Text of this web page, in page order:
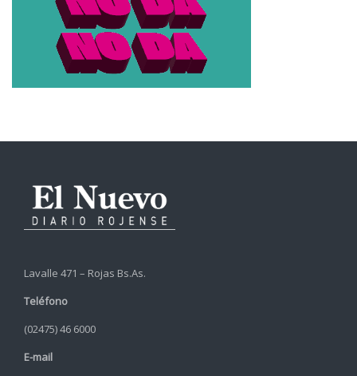
Lavalle 471 – Rojas Bs.As.
Teléfono
(02475) 46 6000
E-mail